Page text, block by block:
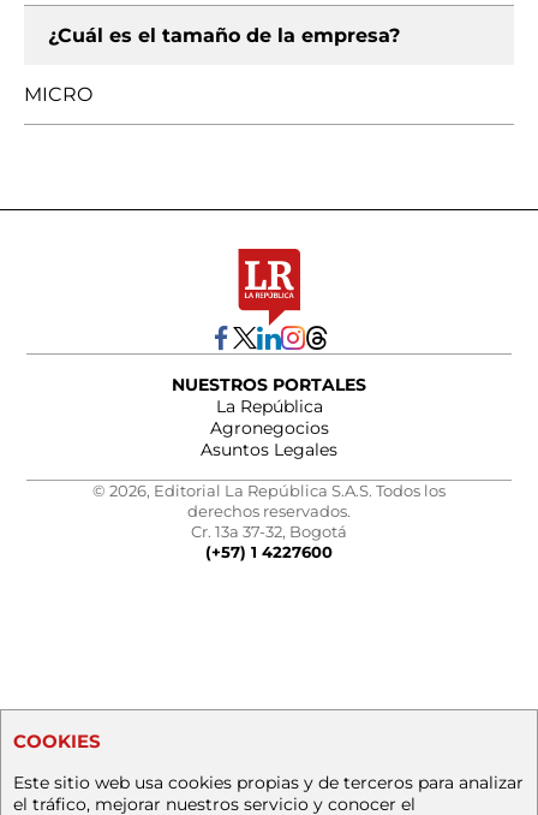
¿Cuál es el tamaño de la empresa?
MICRO
NUESTROS PORTALES
La República
Agronegocios
Asuntos Legales
© 2026, Editorial La República S.A.S. Todos los
derechos reservados.
Cr. 13a 37-32, Bogotá
(+57) 1 4227600
COOKIES
Este sitio web usa cookies propias y de terceros para analizar
el tráfico, mejorar nuestros servicio y conocer el